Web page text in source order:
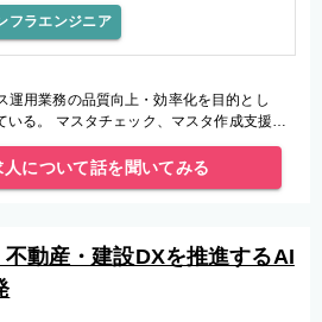
フラエンジニア
運用業務の品質向上・効率化を目的とし
いる。 マスタチェック、マスタ作成支援な
PoC作成を実施して頂きます。
について話を聞いてみる
動産・建設DXを推進するAI